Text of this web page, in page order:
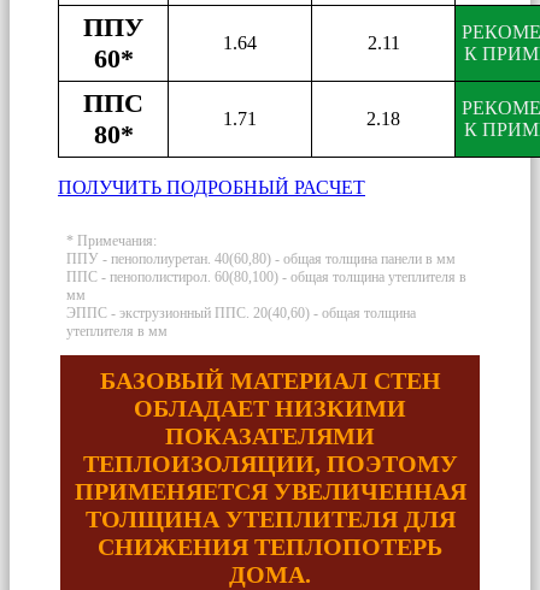
ППУ
60*
1.64 2.11
К
ППС
80*
1.71 2.18
К
ПОЛУЧИТЬ ПОДРОБНЫЙ РАСЧЕТ
* Примечания:
ППУ - пенополиуретан. 40(60,80) - общая толщина панели в мм
ППС - пенополистирол. 60(80,100) - общая толщина утеплителя в
мм
ЭППС - экструзионный ППС. 20(40,60) - общая толщина
утеплителя в мм
БАЗОВЫЙ МАТЕРИАЛ СТЕН
ОБЛАДАЕТ НИЗКИМИ
ПОКАЗАТЕЛЯМИ
ТЕПЛОИЗОЛЯЦИИ, ПОЭТОМУ
ПРИМЕНЯЕТСЯ УВЕЛИЧЕННАЯ
ТОЛЩИНА УТЕПЛИТЕЛЯ ДЛЯ
СНИЖЕНИЯ ТЕПЛОПОТЕРЬ
ДОМА.